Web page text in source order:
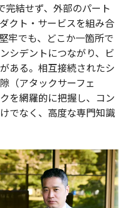
完結せず、外部のパート
クト・サービスを組み合
牢でも、どこか一箇所で
シデントにつながり、ビ
ある。相互接続されたシ
（アタックサーフェ
を網羅的に把握し、コン
でなく、高度な専門知識